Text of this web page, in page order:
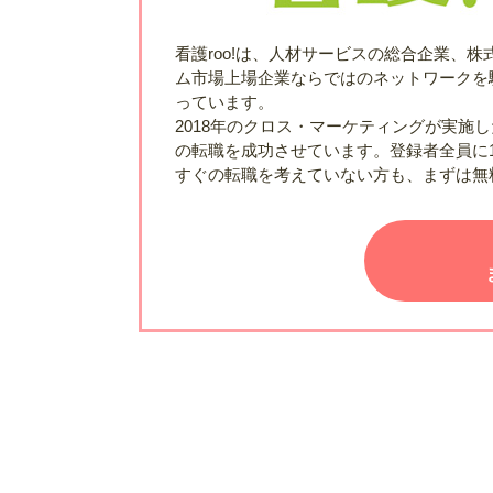
看護roo!は、人材サービスの総合企業、
ム市場上場企業ならではのネットワーク
っています。
2018年のクロス・マーケティングが実施
の転職を成功させています。登録者全員
すぐの転職を考えていない方も、まずは